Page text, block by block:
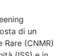
di un
(CNMR)